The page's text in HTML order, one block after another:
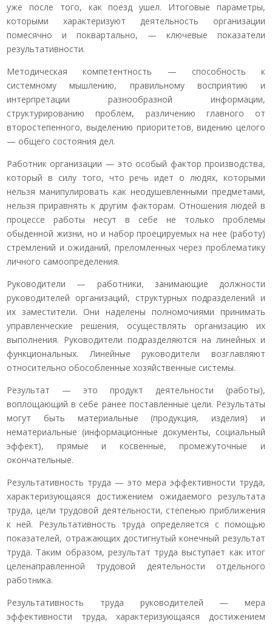
уже после того, как поезд ушел. Итоговые параметры,
которыми характеризуют деятельность организации
помесячно и поквартально, — ключевые показатели
результативности.
Методическая компетентность — способность к
системному мышлению, правильному восприятию и
интерпретации разнообразной информации,
структурированию проблем, различению главного от
второстепенного, выделению приоритетов, видению целого
— общего состояния дел.
Работник организации — это особый фактор производства,
который в силу того, что речь идет о людях, которыми
нельзя манипулировать как неодушевленными предметами,
нельзя приравнять к другим факторам. Отношения людей в
процессе работы несут в себе не только проблемы
обыденной жизни, но и набор проецируемых на нее (работу)
стремлений и ожиданий, преломленных через проблематику
личного самоопределения.
Руководители — работники, занимающие должности
руководителей организаций, структурных подразделений и
их заместители. Они наделены полномочиями принимать
управленческие решения, осуществлять организацию их
выполнения. Руководители подразделяются на линейных и
функциональных. Линейные руководители возглавляют
относительно обособленные хозяйственные системы.
Результат — это продукт деятельности (работы),
воплощающий в себе ранее поставленные цели. Результаты
могут быть материальные (продукция, изделия) и
нематериальные (информационные документы, социальный
эффект), прямые и косвенные, промежуточные и
окончательные.
Результативность труда — это мера эффективности труда,
характеризующаяся достижением ожидаемого результата
труда, цели трудовой деятельности, степенью приближения
к ней. Результативность труда определяется с помощью
показателей, отражающих достигнутый конечный результат
труда. Таким образом, результат труда выступает как итог
целенаправленной трудовой деятельности отдельного
работника.
Результативность труда руководителей — мера
эффективности труда, характеризующаяся достижением